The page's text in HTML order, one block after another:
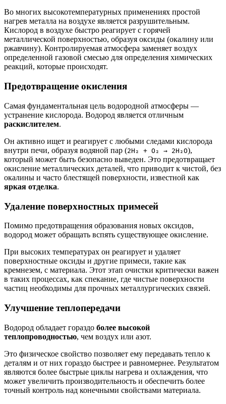
Во многих высокотемпературных применениях простой
нагрев металла на воздухе является разрушительным.
Кислород в воздухе быстро реагирует с горячей
металлической поверхностью, образуя оксиды (окалину или
ржавчину). Контролируемая атмосфера заменяет воздух
определенной газовой смесью для определения химических
реакций, которые происходят.
Предотвращение окисления
Самая фундаментальная цель водородной атмосферы —
устранение кислорода. Водород является отличным
раскислителем.
Он активно ищет и реагирует с любыми следами кислорода
внутри печи, образуя водяной пар (2H₂ + O₂ → 2H₂O),
который может быть безопасно выведен. Это предотвращает
окисление металлических деталей, что приводит к чистой, без
окалины и часто блестящей поверхности, известной как
яркая отделка.
Удаление поверхностных примесей
Помимо предотвращения образования новых оксидов,
водород может обращать вспять существующее окисление.
При высоких температурах он реагирует и удаляет
поверхностные оксиды и другие примеси, такие как
кремнезем, с материала. Этот этап очистки критически важен
в таких процессах, как спекание, где чистые поверхности
частиц необходимы для прочных металлургических связей.
Улучшение теплопередачи
Водород обладает гораздо более высокой
теплопроводностью, чем воздух или азот.
Это физическое свойство позволяет ему передавать тепло к
деталям и от них гораздо быстрее и равномернее. Результатом
являются более быстрые циклы нагрева и охлаждения, что
может увеличить производительность и обеспечить более
точный контроль над конечными свойствами материала.